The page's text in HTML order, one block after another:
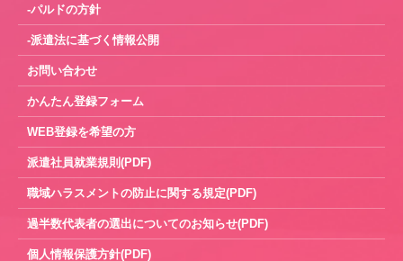
-パルドの方針
-派遣法に基づく情報公開
お問い合わせ
かんたん登録フォーム
WEB登録を希望の方
派遣社員就業規則(PDF)
職域ハラスメントの防止に関する規定(PDF)
過半数代表者の選出についてのお知らせ(PDF)
個人情報保護方針(PDF)